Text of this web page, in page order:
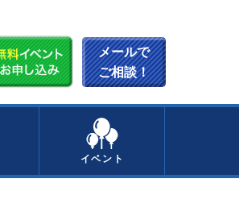
メールで
ご相談！
イベント